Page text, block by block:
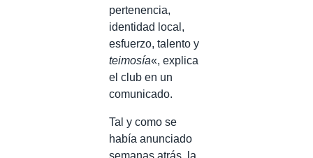
pertenencia,
identidad local,
esfuerzo, talento y
teimosía«, explica
el club en un
comunicado.
Tal y como se
había anunciado
semanas atrás, la